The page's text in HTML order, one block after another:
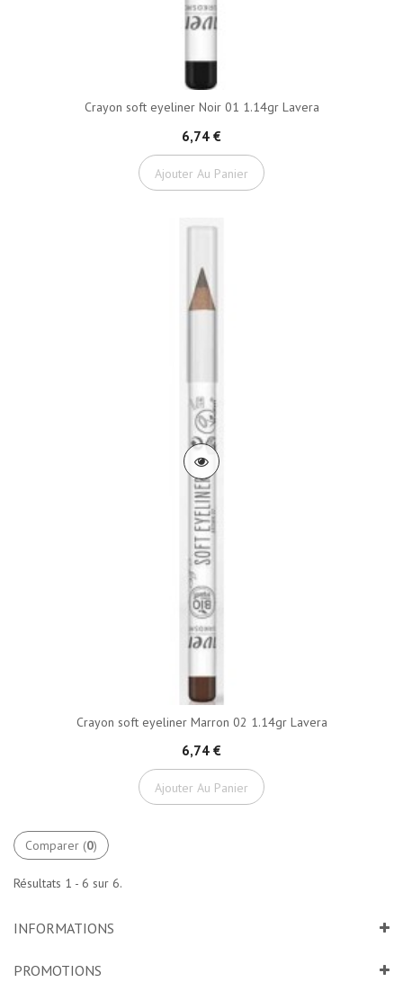
Crayon soft eyeliner Noir 01 1.14gr Lavera
6,74 €
Ajouter Au Panier
Crayon soft eyeliner Marron 02 1.14gr Lavera
6,74 €
Ajouter Au Panier
Comparer (0)
Résultats 1 - 6 sur 6.
INFORMATIONS
PROMOTIONS